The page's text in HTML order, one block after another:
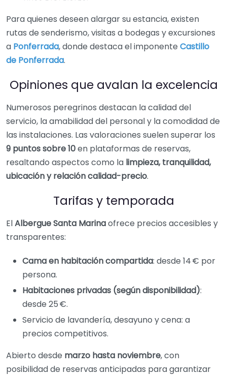
Para quienes deseen alargar su estancia, existen
rutas de senderismo, visitas a bodegas y excursiones
a Ponferrada, donde destaca el imponente Castillo
de Ponferrada.
Opiniones que avalan la excelencia
Numerosos peregrinos destacan la calidad del
servicio, la amabilidad del personal y la comodidad de
las instalaciones. Las valoraciones suelen superar los
9 puntos sobre 10en plataformas de reservas,
resaltando aspectos como la limpieza, tranquilidad,
ubicación y relación calidad-precio.
Tarifas y temporada
ElAlbergue Santa Marinaofrece precios accesibles y
transparentes:
Cama en habitación compartida: desde 14 € por
persona.
Habitaciones privadas (según disponibilidad):
desde 25 €.
Servicio de lavandería, desayuno y cena: a
precios competitivos.
Abierto desde marzo hasta noviembre, con
posibilidad de reservas anticipadas para garantizar